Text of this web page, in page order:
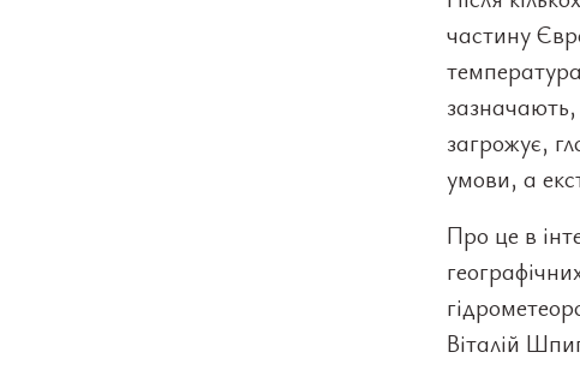
частину
загрожує,
умови, а
Про це в
Віталій